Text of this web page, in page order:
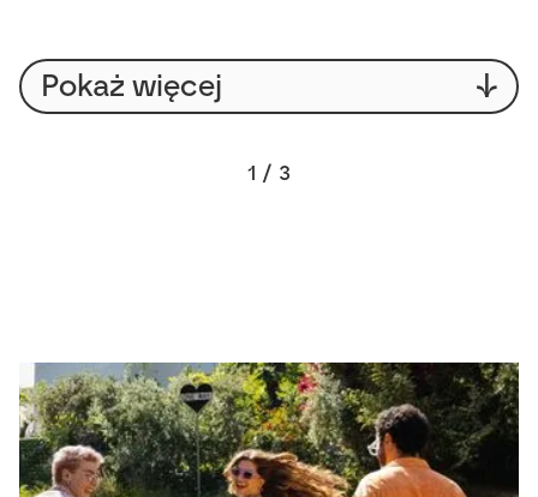
Pokaż więcej ↓
1 / 3